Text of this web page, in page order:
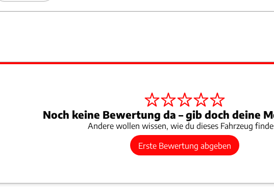
Noch keine Bewertung da – gib doch deine
Andere wollen wissen, wie du dieses Fahrzeug
Erste Bewertung abgeben